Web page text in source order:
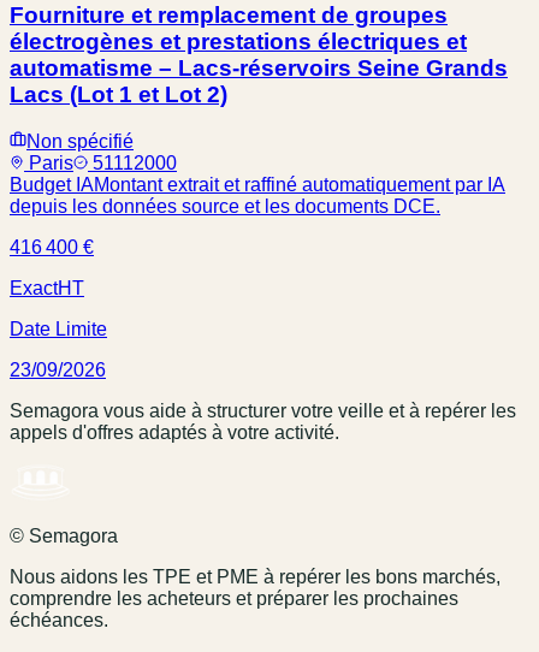
Fourniture et remplacement de groupes
électrogènes et prestations électriques et
automatisme – Lacs-réservoirs Seine Grands
Lacs (Lot 1 et Lot 2)
Non spécifié
Paris
51112000
Budget IAMontant extrait et raffiné automatiquement par IA
depuis les données source et les documents DCE.
416 400 €
ExactHT
Date Limite
23/09/2026
Semagora vous aide à structurer votre veille et à repérer les
appels d'offres adaptés à votre activité.
© Semagora
Nous aidons les TPE et PME à repérer les bons marchés,
comprendre les acheteurs et préparer les prochaines
échéances.